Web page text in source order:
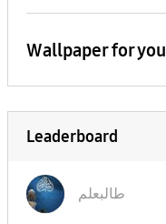
Wallpaper for you
Leaderboard
طالبعلم